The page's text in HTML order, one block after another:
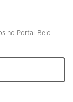
no Portal Belo